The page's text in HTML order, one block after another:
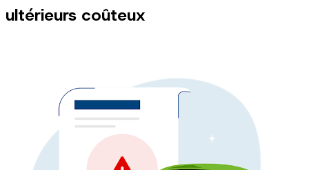
ultérieurs coûteux